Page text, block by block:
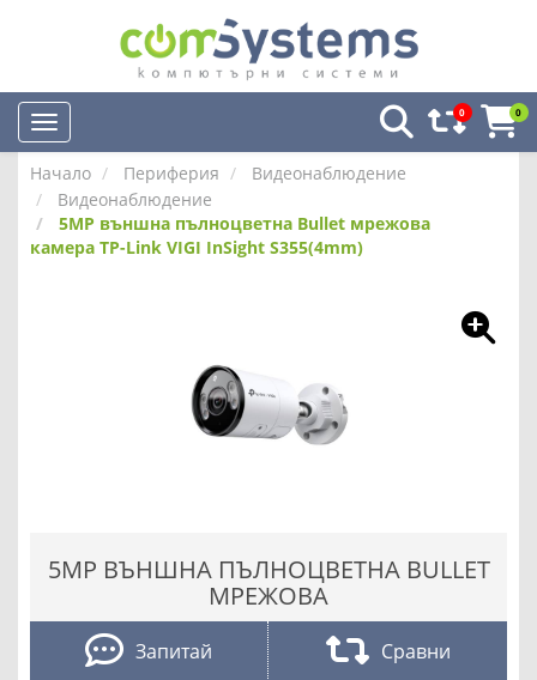
0 0
Начало Периферия
Видеонаблюдение
Видеонаблюдение
5MP външна пълноцветна Bullet мрежова
камера TP-Link VIGI InSight S355(4mm)
5MP ВЪНШНА ПЪЛНОЦВЕТНА BULLET
МРЕЖОВА
Запитай Сравни